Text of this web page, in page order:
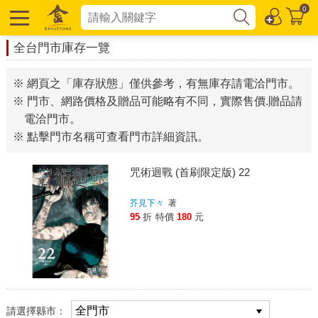
0
全台門市庫存一覽
※ 網頁之「庫存狀態」僅供參考，有無庫存請電洽門市。
※ 門市、網路價格及贈品可能略有不同，實際售價.贈品請
電洽門市。
※ 點擊門市名稱可查看門市詳細資訊。
咒術迴戰 (首刷限定版) 22
芥見下々 著
95 折 特價 180 元
請選擇縣市：